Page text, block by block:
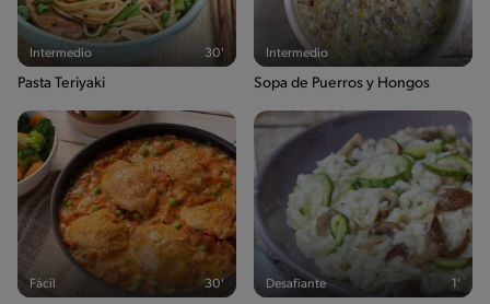
Intermedio 30'
Pasta Teriyaki
Intermedio
Sopa de Puerros y Hongos
Fácil 30' Desafiante 1'